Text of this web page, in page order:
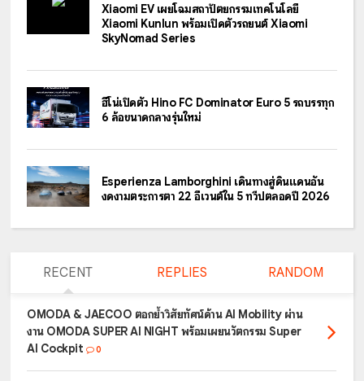
Xiaomi EV เผยโฉมสถาปัตยกรรมเทคโนโลยี
Xiaomi Kunlun พร้อมเปิดตัวรถยนต์ Xiaomi
SkyNomad Series
ฮีโน่เปิดตัว Hino FC Dominator Euro 5 รถบรรทุก
6 ล้อขนาดกลางรุ่นใหม่
Esperienza Lamborghini เดินทางสู่ดินแดนอัน
งดงามตระการตา 22 อีเวนต์ใน 5 ทวีปตลอดปี 2026
RECENT REPLIES RANDOM
OMODA & JAECOO ตอกย้ำวิสัยทัศน์ด้าน AI Mobility ผ่าน
งาน OMODA SUPER AI NIGHT พร้อมเผยนวัตกรรม Super
AI Cockpit
0